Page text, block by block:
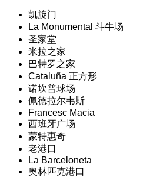
凯旋门
La Monumental 斗牛场
圣家堂
米拉之家
巴特罗之家
Cataluña 正方形
诺坎普球场
佩德拉尔韦斯
Francesc Macia
西班牙广场
蒙特惠奇
老港口
La Barceloneta
奥林匹克港口